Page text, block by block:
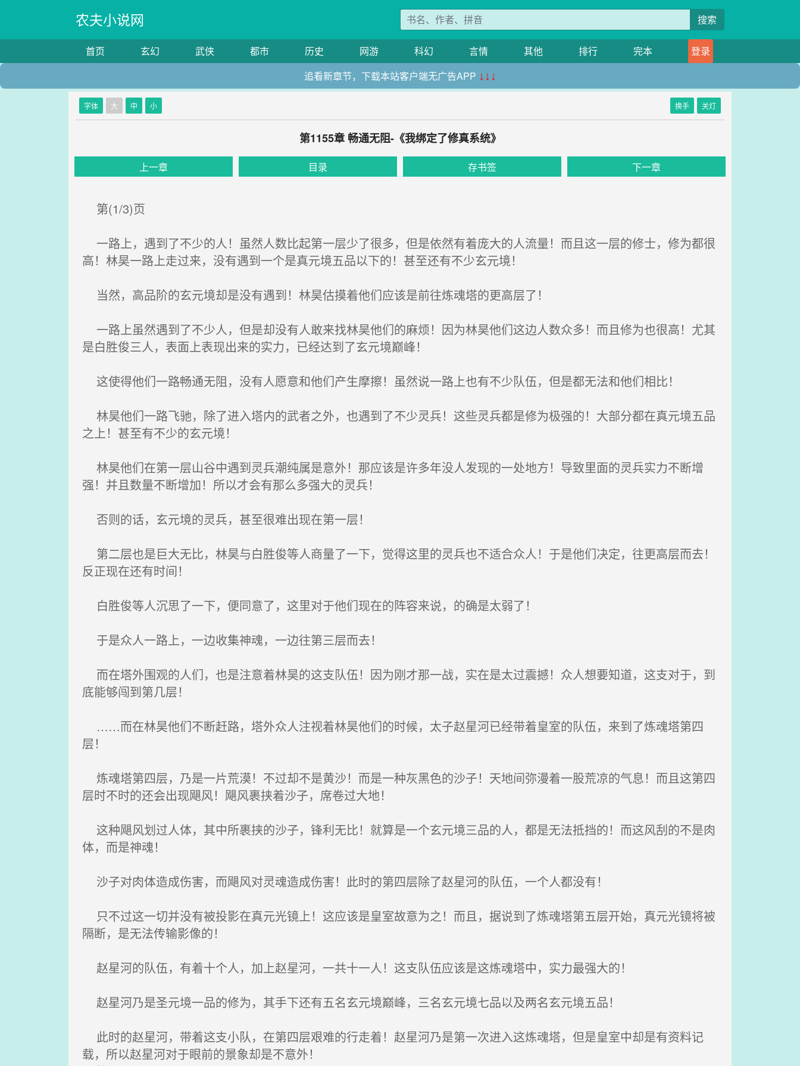
农夫小说网 搜索
首页 玄幻 武侠 都市 历史 网游 科幻 言情 其他 排行 完本
登录
追看新章节，下载本站客户端无广告APP ↓↓↓
字体 大 中 小 换手 关灯
第1155章 畅通无阻-《我绑定了修真系统》
上一章 目录 存书签 下一章
第(1/3)页
一路上，遇到了不少的人！虽然人数比起第一层少了很多，但是依然有着庞大的人流量！而且这一层的修士，修为都很
高！林昊一路上走过来，没有遇到一个是真元境五品以下的！甚至还有不少玄元境！
当然，高品阶的玄元境却是没有遇到！林昊估摸着他们应该是前往炼魂塔的更高层了！
一路上虽然遇到了不少人，但是却没有人敢来找林昊他们的麻烦！因为林昊他们这边人数众多！而且修为也很高！尤其
是白胜俊三人，表面上表现出来的实力，已经达到了玄元境巅峰！
这使得他们一路畅通无阻，没有人愿意和他们产生摩擦！虽然说一路上也有不少队伍，但是都无法和他们相比！
林昊他们一路飞驰，除了进入塔内的武者之外，也遇到了不少灵兵！这些灵兵都是修为极强的！大部分都在真元境五品
之上！甚至有不少的玄元境！
林昊他们在第一层山谷中遇到灵兵潮纯属是意外！那应该是许多年没人发现的一处地方！导致里面的灵兵实力不断增
强！并且数量不断增加！所以才会有那么多强大的灵兵！
否则的话，玄元境的灵兵，甚至很难出现在第一层！
第二层也是巨大无比，林昊与白胜俊等人商量了一下，觉得这里的灵兵也不适合众人！于是他们决定，往更高层而去！
反正现在还有时间！
白胜俊等人沉思了一下，便同意了，这里对于他们现在的阵容来说，的确是太弱了！
于是众人一路上，一边收集神魂，一边往第三层而去！
而在塔外围观的人们，也是注意着林昊的这支队伍！因为刚才那一战，实在是太过震撼！众人想要知道，这支对于，到
底能够闯到第几层！
……而在林昊他们不断赶路，塔外众人注视着林昊他们的时候，太子赵星河已经带着皇室的队伍，来到了炼魂塔第四
层！
炼魂塔第四层，乃是一片荒漠！不过却不是黄沙！而是一种灰黑色的沙子！天地间弥漫着一股荒凉的气息！而且这第四
层时不时的还会出现飓风！飓风裹挟着沙子，席卷过大地！
这种飓风划过人体，其中所裹挟的沙子，锋利无比！就算是一个玄元境三品的人，都是无法抵挡的！而这风刮的不是肉
体，而是神魂！
沙子对肉体造成伤害，而飓风对灵魂造成伤害！此时的第四层除了赵星河的队伍，一个人都没有！
只不过这一切并没有被投影在真元光镜上！这应该是皇室故意为之！而且，据说到了炼魂塔第五层开始，真元光镜将被
隔断，是无法传输影像的！
赵星河的队伍，有着十个人，加上赵星河，一共十一人！这支队伍应该是这炼魂塔中，实力最强大的！
赵星河乃是圣元境一品的修为，其手下还有五名玄元境巅峰，三名玄元境七品以及两名玄元境五品！
此时的赵星河，带着这支小队，在第四层艰难的行走着！赵星河乃是第一次进入这炼魂塔，但是皇室中却是有资料记
载，所以赵星河对于眼前的景象却是不意外！